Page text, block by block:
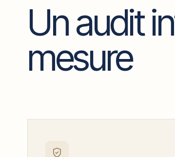
Un audit
mesure